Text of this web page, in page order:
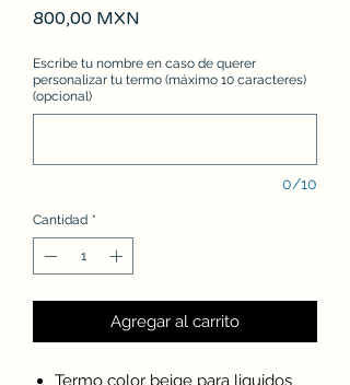
800,00 MXN
Escribe tu nombre en caso de querer
personalizar tu termo (máximo 10 caracteres)
(opcional)
0/10
Cantidad *
Agregar al carrito
Termo color beige para liquidos